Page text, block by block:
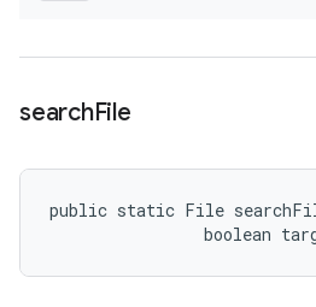
searchFile
public static File
boolean